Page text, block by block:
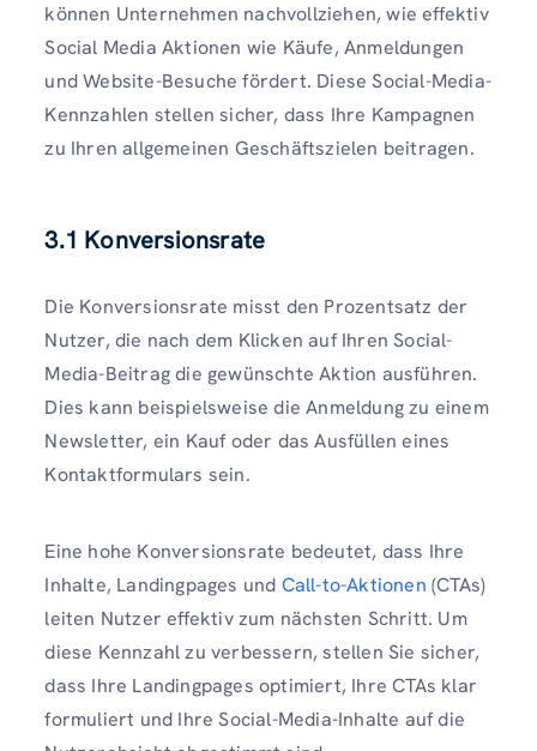
können Unternehmen nachvollziehen, wie effektiv
Social Media Aktionen wie Käufe, Anmeldungen
und Website-Besuche fördert. Diese Social-Media-
Kennzahlen stellen sicher, dass Ihre Kampagnen
zu Ihren allgemeinen Geschäftszielen beitragen.
3.1 Konversionsrate
Die Konversionsrate misst den Prozentsatz der
Nutzer, die nach dem Klicken auf Ihren Social-
Media-Beitrag die gewünschte Aktion ausführen.
Dies kann beispielsweise die Anmeldung zu einem
Newsletter, ein Kauf oder das Ausfüllen eines
Kontaktformulars sein.
Eine hohe Konversionsrate bedeutet, dass Ihre
Inhalte, Landingpages und Call-to-Aktionen (CTAs)
leiten Nutzer effektiv zum nächsten Schritt. Um
diese Kennzahl zu verbessern, stellen Sie sicher,
dass Ihre Landingpages optimiert, Ihre CTAs klar
formuliert und Ihre Social-Media-Inhalte auf die